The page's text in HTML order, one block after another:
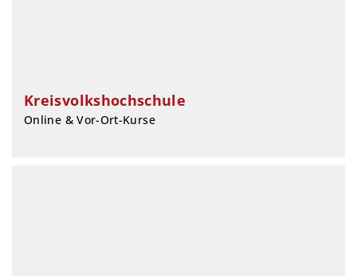
Kreisvolkshochschule
Online & Vor-Ort-Kurse